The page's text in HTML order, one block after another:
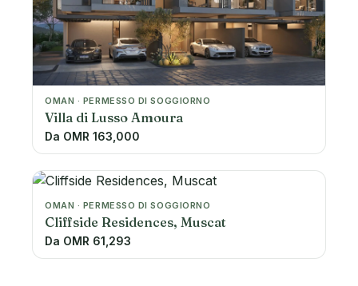
OMAN · PERMESSO DI SOGGIORNO
Villa di Lusso Amoura
Da OMR 163,000
OMAN · PERMESSO DI SOGGIORNO
Cliffside Residences, Muscat
Da OMR 61,293